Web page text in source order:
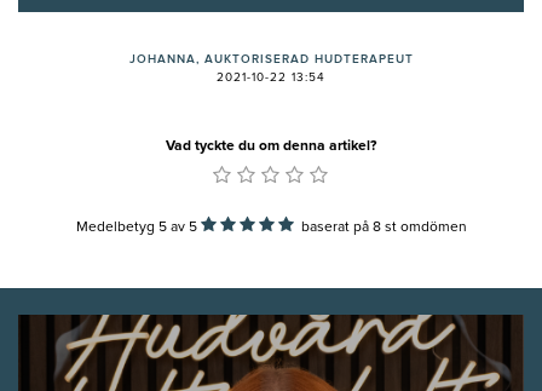
JOHANNA, AUKTORISERAD HUDTERAPEUT
2021-10-22 13:54
Vad tyckte du om denna artikel?
Medelbetyg 5av 5 baserat på 8st omdömen